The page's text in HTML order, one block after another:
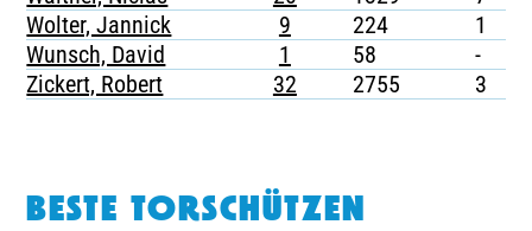
Wolter, Jannick
9 224 1
Wunsch, David
1 58 -
Zickert, Robert
32 2755 3
BESTE TORSCHÜTZEN